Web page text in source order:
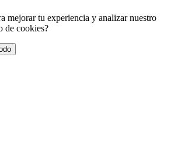
mejorar tu experiencia y analizar nuestro
de cookies?